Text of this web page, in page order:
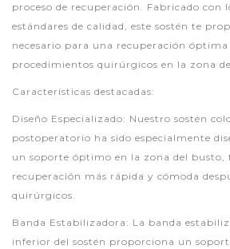
proceso de recuperación. Fabricado con
estándares de calidad, este sostén te
necesario para una recuperación óptima
procedimientos quirúrgicos en la zona
Características destacadas:
Diseño Especializado: Nuestro sostén
postoperatorio ha sido especialmente
un soporte óptimo en la zona del busto,
recuperación más rápida y cómoda
quirúrgicos.
Banda Estabilizadora: La banda
inferior del sostén proporciona un